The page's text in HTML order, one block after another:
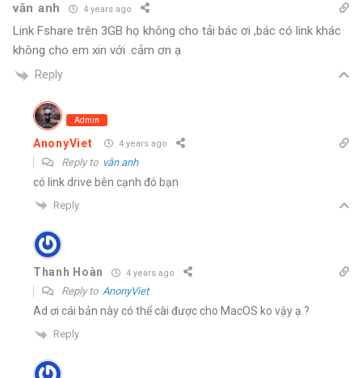
văn anh 4 years ago
Link Fshare trên 3GB họ không cho tải bác ơi ,bác có link khác
không cho em xin với .cảm ơn ạ
Reply
Admin
AnonyViet 4 years ago
Reply to văn anh
có link drive bên cạnh đó bạn
Reply
Thanh Hoàn 4 years ago
Reply to AnonyViet
Ad ơi cái bản này có thể cài được cho MacOS ko vậy ạ ?
Reply